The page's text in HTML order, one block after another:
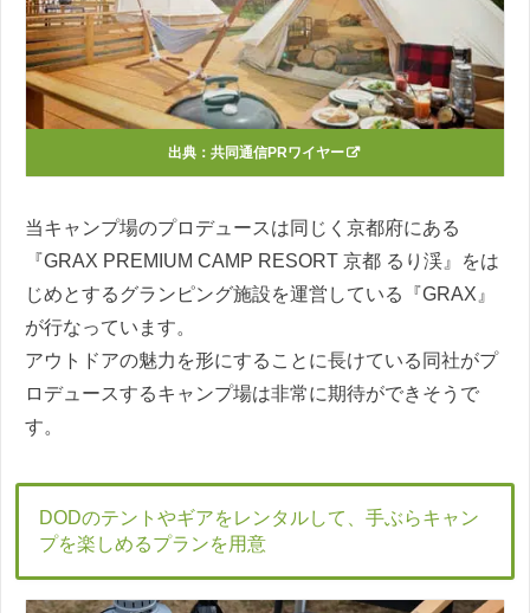
出典： 共同通信PRワイヤー
当キャンプ場のプロデュースは同じく京都府にある
『GRAX PREMIUM CAMP RESORT 京都 るり渓』をは
じめとするグランピング施設を運営している『GRAX』
が行なっています。
アウトドアの魅力を形にすることに長けている同社がプ
ロデュースするキャンプ場は非常に期待ができそうで
す。
DODのテントやギアをレンタルして、手ぶらキャン
プを楽しめるプランを用意